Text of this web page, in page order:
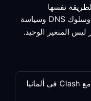
نفسها
تحقق من الحساب وجلسة التطبيق وسلوك DNS وسياسة
المتغير الوحيد.
هل سيحسن المسار المتوافق مع Clash في ألمانيا